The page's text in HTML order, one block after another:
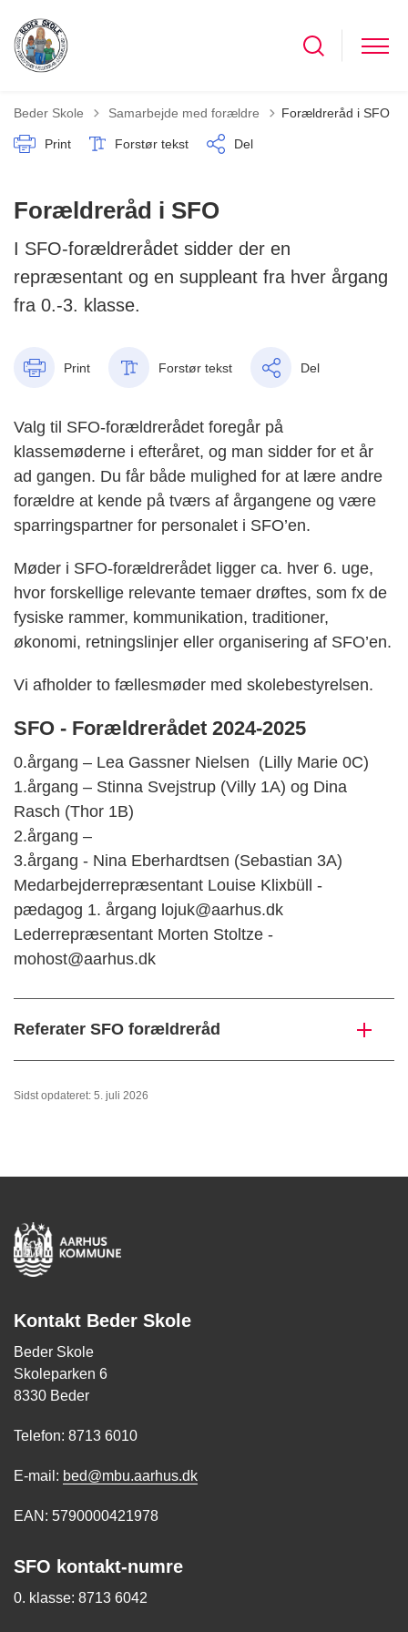
Beder Skole Tilbage til
Samarbejde med forældre Forældreråd i SFO
Print Forstør tekst Del
Forældreråd i SFO
I SFO-forældrerådet sidder der en
repræsentant og en suppleant fra hver årgang
fra 0.-3. klasse.
Print Forstør tekst Del
Valg til SFO-forældrerådet foregår på
klassemøderne i efteråret, og man sidder for et år
ad gangen. Du får både mulighed for at lære andre
forældre at kende på tværs af årgangene og være
sparringspartner for personalet i SFO’en.
Møder i SFO-forældrerådet ligger ca. hver 6. uge,
hvor forskellige relevante temaer drøftes, som fx de
fysiske rammer, kommunikation, traditioner,
økonomi, retningslinjer eller organisering af SFO’en.
Vi afholder to fællesmøder med skolebestyrelsen.
SFO - Forældrerådet 2024-2025
0.årgang – Lea Gassner Nielsen (Lilly Marie 0C)
1.årgang – Stinna Svejstrup (Villy 1A) og Dina
Rasch (Thor 1B)
2.årgang –
3.årgang - Nina Eberhardtsen (Sebastian 3A)
Medarbejderrepræsentant Louise Klixbüll -
pædagog 1. årgang lojuk@aarhus.dk
Lederrepræsentant Morten Stoltze -
mohost@aarhus.dk
Referater SFO forældreråd
Sidst opdateret: 5. juli 2026
Kontakt Beder Skole
Beder Skole
Skoleparken 6
8330 Beder
Telefon: 8713 6010
E-mail: bed@mbu.aarhus.dk
EAN: 5790000421978
SFO kontakt-numre
0. klasse: 8713 6042